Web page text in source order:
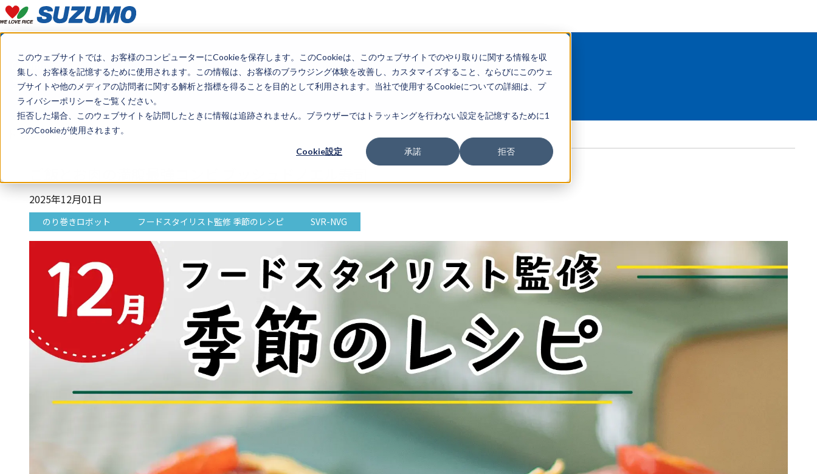
このウェブサイトでは、お客様のコンピューターにCookieを保存します。このCookieは、このウェブサイトでのやり取りに関する情報を収
集し、お客様を記憶するために使用されます。この情報は、お客様のブラウジング体験を改善し、カスタマイズすること、ならびにこのウェ
ブサイトや他のメディアの訪問者に関する解析と指標を得ることを目的として利用されます。当社で使用するCookieについての詳細は、プ
ライバシーポリシーをご覧ください。
拒否した場合、このウェブサイトを訪問したときに情報は追跡されません。ブラウザーではトラッキングを行わない設定を記憶するために1
つのCookieが使用されます。
Cookie設定 承諾 拒否
Column
コラム
トップ コラム
2025年12月01日
のり巻きロボット フードスタイリスト監修 季節のレシピ SVR-NVG